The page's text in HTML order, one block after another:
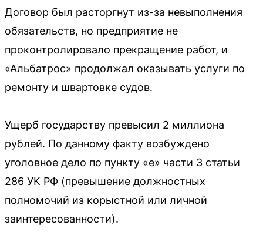
Договор был расторгнут из-за невыполнения
обязательств, но предприятие не
проконтролировало прекращение работ, и
«Альбатрос» продолжал оказывать услуги по
ремонту и швартовке судов.
Ущерб государству превысил 2 миллиона
рублей. По данному факту возбуждено
уголовное дело по пункту «е» части 3 статьи
286 УК РФ (превышение должностных
полномочий из корыстной или личной
заинтересованности).